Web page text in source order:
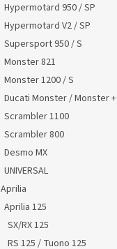
Hypermotard 950 / SP
Hypermotard V2 / SP
Supersport 950 / S
Monster 821
Monster 1200 / S
Ducati Monster / Monster +
Scrambler 1100
Scrambler 800
Desmo MX
UNIVERSAL
Aprilia
Aprilia 125
SX/RX 125
RS 125 / Tuono 125